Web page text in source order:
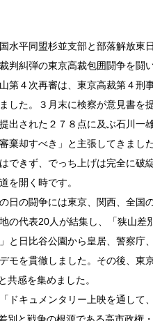
水平同盟杉並支部と部落解放東
判糾弾の東京高裁包囲闘争を闘
第４次再審は、東京高裁第４刑
した。３月末に検察が意見書を
出された２７８点に及ぶ石川一
棄却すべき」と主張してきまし
できず、でっち上げは完全に破
を開く時です。
日の闘争には東京、関西、全国
の代表20人が結集し、「狭山差
と日比谷公園から皇居、警察庁
モを貫徹しました。その後、東
感を集めました。
ドキュメンタリー上映を通して